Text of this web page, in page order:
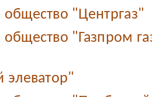
"Центргаз"
"Газпром